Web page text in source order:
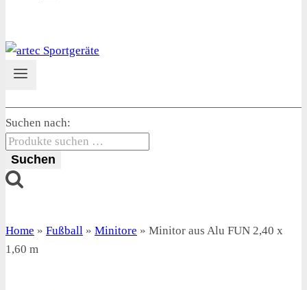
Suchen nach:
Suchen
Home » Fußball » Minitore » Minitor aus Alu FUN 2,40 x
1,60 m